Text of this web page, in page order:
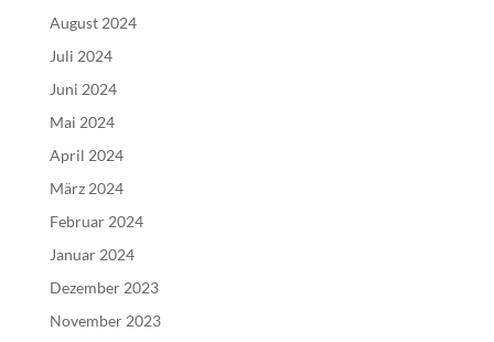
August 2024
Juli 2024
Juni 2024
Mai 2024
April 2024
März 2024
Februar 2024
Januar 2024
Dezember 2023
November 2023